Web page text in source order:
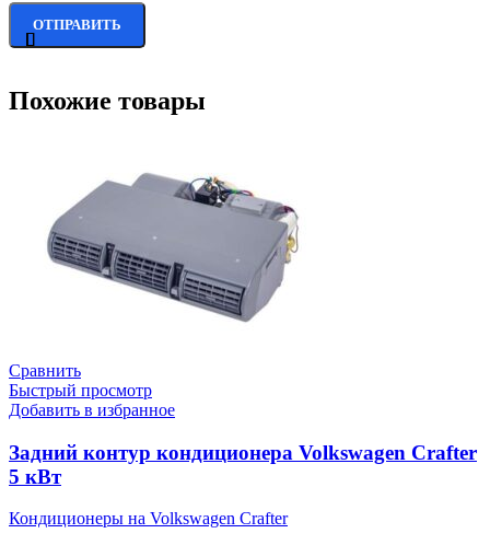
Похожие товары
Сравнить
Быстрый просмотр
Добавить в избранное
Задний контур кондиционера Volkswagen Crafter
5 кВт
Кондиционеры на Volkswagen Crafter